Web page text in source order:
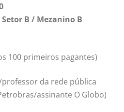
B / Mezanino B
100 primeiros pagantes)
da rede pública
assinante O Globo)